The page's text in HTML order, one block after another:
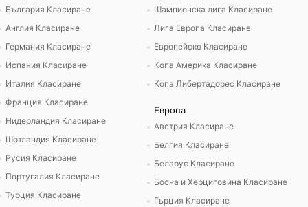
България Класиране
Англия Класиране
Германия Класиране
Испания Класиране
Италия Класиране
Франция Класиране
Нидерландия Класиране
Шотландия Класиране
Русия Класиране
Португалия Класиране
Турция Класиране
Шампионска лига Класиране
Лига Европа Класиране
Европейско Класиране
Копа Америка Класиране
Копа Либертадорес Класиране
Европа
Австрия Класиране
Белгия Класиране
Беларус Класиране
Босна и Херциговина Класиране
Гърция Класиране